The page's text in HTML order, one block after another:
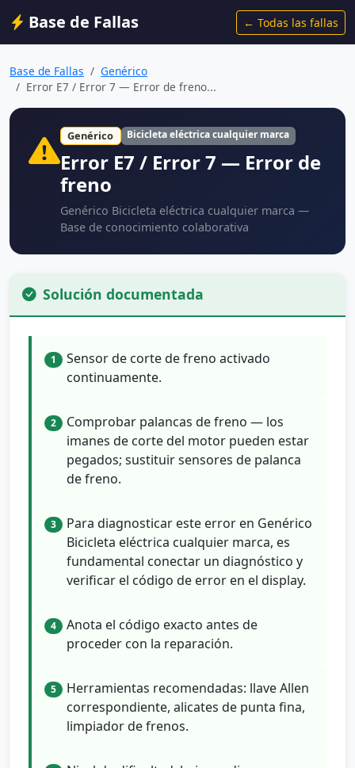
Base de Fallas ← Todas las fallas
Base de Fallas
Genérico
Error E7 / Error 7 — Error de freno...
Genérico Bicicleta eléctrica cualquier marca
Error E7 / Error 7 — Error de
freno
Genérico Bicicleta eléctrica cualquier marca —
Base de conocimiento colaborativa
Solución documentada
1
Sensor de corte de freno activado
continuamente.
2
Comprobar palancas de freno — los
imanes de corte del motor pueden estar
pegados; sustituir sensores de palanca
de freno.
3
Para diagnosticar este error en Genérico
Bicicleta eléctrica cualquier marca, es
fundamental conectar un diagnóstico y
verificar el código de error en el display.
4
Anota el código exacto antes de
proceder con la reparación.
5
Herramientas recomendadas: llave Allen
correspondiente, alicates de punta fina,
limpiador de frenos.